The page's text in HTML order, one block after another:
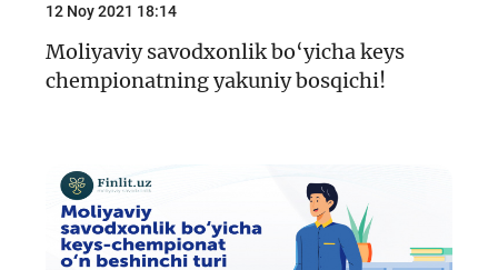
12 Noy 2021 18:14
Moliyaviy savodxonlik bo‘yicha keys
chempionatning yakuniy bosqichi!